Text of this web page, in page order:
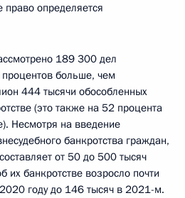
определяется
189 300 дел
больше, чем
444 тысячи обособленных
(это также на 52 процента
Несмотря на введение
банкротства граждан,
от 50 до 500 тысяч
их банкротстве возросло почти
году до 146 тысяч в 2021-м.